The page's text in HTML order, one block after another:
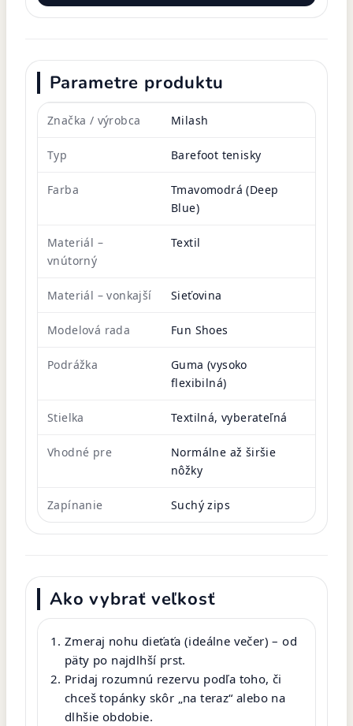
Parametre produktu
Značka / výrobca Milash
Typ Barefoot tenisky
Farba
Tmavomodrá (Deep
Blue)
Materiál –
vnútorný
Textil
Materiál – vonkajší Sieťovina
Modelová rada Fun Shoes
Podrážka
Guma (vysoko
flexibilná)
Stielka Textilná, vyberateľná
Vhodné pre
Normálne až širšie
nôžky
Zapínanie Suchý zips
Ako vybrať veľkosť
Zmeraj nohu dieťaťa (ideálne večer) – od
päty po najdlhší prst.
Pridaj rozumnú rezervu podľa toho, či
chceš topánky skôr „na teraz“ alebo na
dlhšie obdobie.